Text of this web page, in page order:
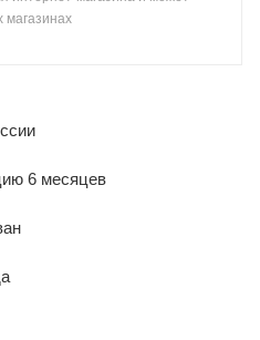
магазинах
6 месяцев